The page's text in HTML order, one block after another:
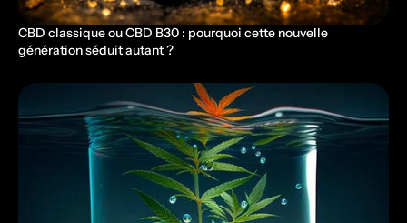
CBD classique ou CBD B30 : pourquoi cette nouvelle
génération séduit autant ?